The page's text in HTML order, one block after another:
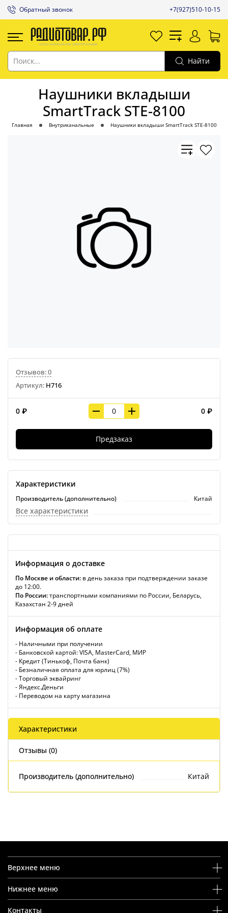
Обратный звонок +7(927)510-10-15
Найти
Наушники вкладыши
SmartTrack STE-8100
Главная Внутриканальные Наушники вкладыши SmartTrack STE-8100
Отзывов: 0
Артикул: Н716
0 ₽ 0 ₽
Предзаказ
Характеристики
Производитель (дополнительно) Китай
Все характеристики
Информация о доставке
По Москве и области: в день заказа при подтверждении заказе
до 12:00.
По России:транспортными компаниями по России, Беларусь,
Казахстан 2-9 дней
Информация об оплате
- Наличными при получении
- Банковской картой: VISA, MasterCard, МИР
- Кредит (Тинькоф, Почта банк)
- Безналичная оплата для юрлиц (7%)
- Торговый эквайринг
- Яндекс.Деньги
- Переводом на карту магазина
Характеристики
Отзывы (0)
Производитель (дополнительно) Китай
Верхнее меню
Нижнее меню
Контакты